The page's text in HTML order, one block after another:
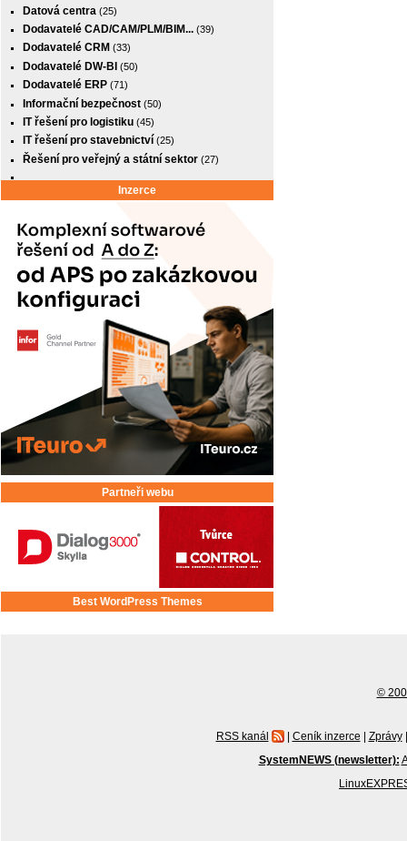
Datová centra (25)
Dodavatelé CAD/CAM/PLM/BIM... (39)
Dodavatelé CRM (33)
Dodavatelé DW-BI (50)
Dodavatelé ERP (71)
Informační bezpečnost (50)
IT řešení pro logistiku (45)
IT řešení pro stavebnictví (25)
Řešení pro veřejný a státní sektor (27)
Inzerce
Partneři webu
Best WordPress Themes
©
RSS kanál | Ceník inzerce | Zprávy |
SystemNEWS (newsletter):